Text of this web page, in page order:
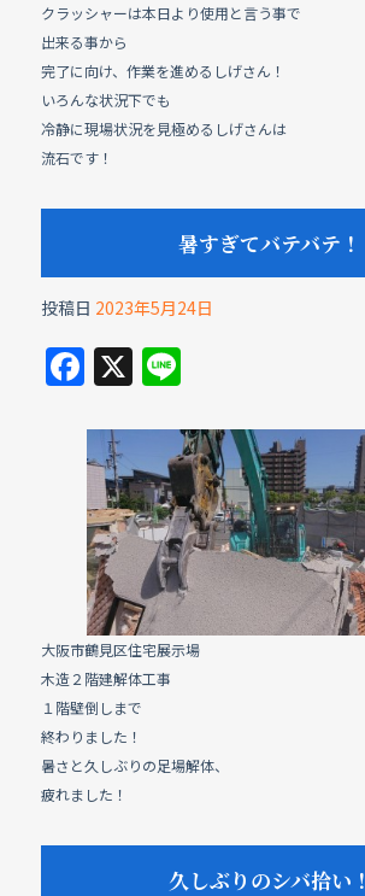
クラッシャーは本日より使用と言う事で
出来る事から
完了に向け、作業を進めるしげさん！
いろんな状況下でも
冷静に現場状況を見極めるしげさんは
流石です！
暑すぎてバテバテ！
投稿日 2023年5月24日
F
a
c
e
b
o
o
k
X Li
e
大阪市鶴見区住宅展示場
木造２階建解体工事
１階壁倒しまで
終わりました！
暑さと久しぶりの足場解体、
疲れました！
久しぶりのシバ拾い！